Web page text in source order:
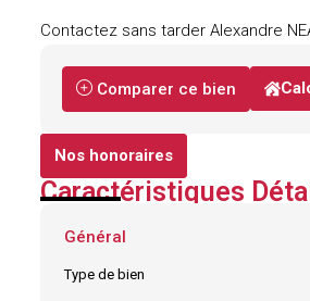
Contactez sans tarder Alexandre
Comparer ce bien
Nos honoraires
Caractéristiques
Général
Type de bien